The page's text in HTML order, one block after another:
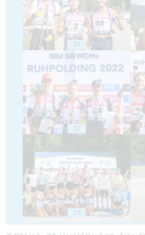
25
27
29